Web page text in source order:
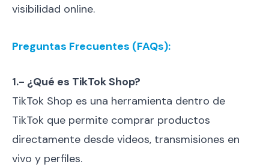
visibilidad online.
Preguntas Frecuentes (FAQs):
1.- ¿Qué es TikTok Shop?
TikTok Shop es una herramienta dentro de
TikTok que permite comprar productos
directamente desde videos, transmisiones en
vivo y perfiles.